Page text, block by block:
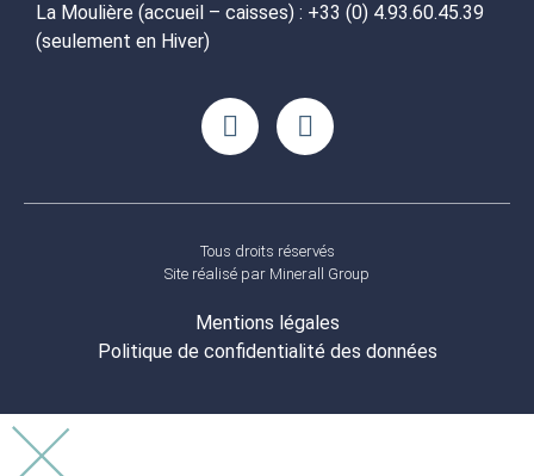
La Moulière (accueil – caisses) : +33 (0) 4.93.60.45.39
(seulement en Hiver)
Tous droits réservés
Site réalisé par Minerall Group
Mentions légales
Politique de confidentialité des données